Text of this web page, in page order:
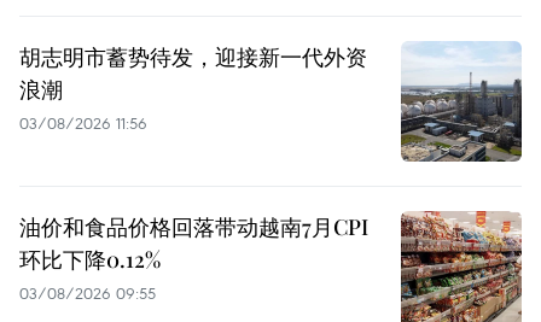
胡志明市蓄势待发，迎接新一代外资
浪潮
03/08/2026 11:56
油价和食品价格回落带动越南7月CPI
环比下降0.12%
03/08/2026 09:55